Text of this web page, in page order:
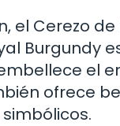
el Cerezo
Burgundy
el
ofrece